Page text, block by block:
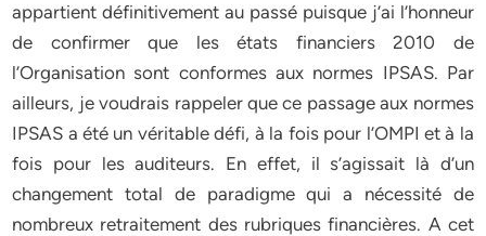
appartient définitivement au passé puisque j’ai l’honneur
de confirmer que les états financiers 2010 de
l’Organisation sont conformes aux normes IPSAS. Par
ailleurs, je voudrais rappeler que ce passage aux normes
IPSAS a été un véritable défi, à la fois pour l’OMPI et à la
fois pour les auditeurs. En effet, il s’agissait là d’un
changement total de paradigme qui a nécessité de
nombreux retraitement des rubriques financières. A cet